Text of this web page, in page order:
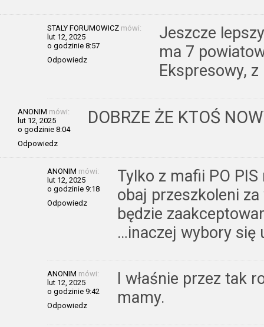
STALY FORUMOWICZ mówi:
lut 12, 2025
o godzinie 8:57
Odpowiedz
Jeszcze
ma 7
Ekspresowy,
ANONIM mówi:
lut 12, 2025
o godzinie 8:04
Odpowiedz
DOBRZE ŻE KTOŚ
ANONIM mówi:
lut 12, 2025
o godzinie 9:18
Odpowiedz
Tylko z mafii PO
obaj przeszkoleni
będzie
…inaczej wybory się
ANONIM mówi:
lut 12, 2025
o godzinie 9:42
Odpowiedz
I właśnie przez tak
mamy.